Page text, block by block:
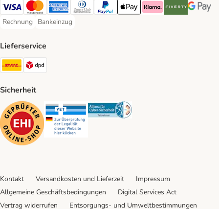
Visa Payment Method
Mastercard Payment Method
American Express Payment Method
Diners Club Payment Method
PayPal Payment Method
Apple Pay Payment Method
Klarna Payment Method
Riverty Payment
Google
Rechnung
Rechnung Payment Method
Bankeinzug
Bankeinzug Payment Method
Lieferservice
DHL Shipping Method
Sicherheit
Security Security Security
Kontakt Versandkosten und Lieferzeit
Impressum
Allgemeine Geschäftsbedingungen
Digital Services Act
Vertrag widerrufen
Entsorgungs- und Umweltbestimmungen